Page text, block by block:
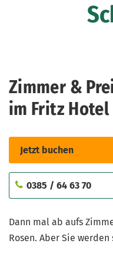
Zimmer &
im Fritz Hotel
Jetzt buchen
0385 / 64 63 70
Dann mal ab aufs
Rosen. Aber Sie